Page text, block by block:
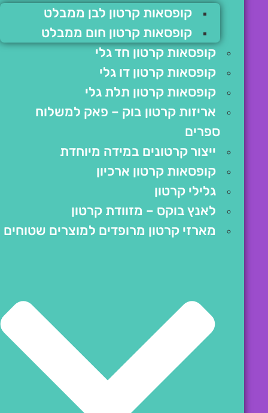
קופסאות קרטון לבן ממבלט
קופסאות קרטון חום ממבלט
קופסאות קרטון חד גלי
קופסאות קרטון דו גלי
קופסאות קרטון תלת גלי
אריזות קרטון בוק – פאק למשלוח
ספרים
ייצור קרטונים במידה מיוחדת
קופסאות קרטון ארכיון
גלילי קרטון
לאנץ בוקס – מזוודת קרטון
מארזי קרטון מרופדים למוצרים שטוחים